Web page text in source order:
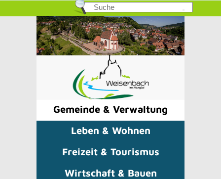
Gemeinde & Verwaltung
Leben & Wohnen
Freizeit & Tourismus
Wirtschaft & Bauen